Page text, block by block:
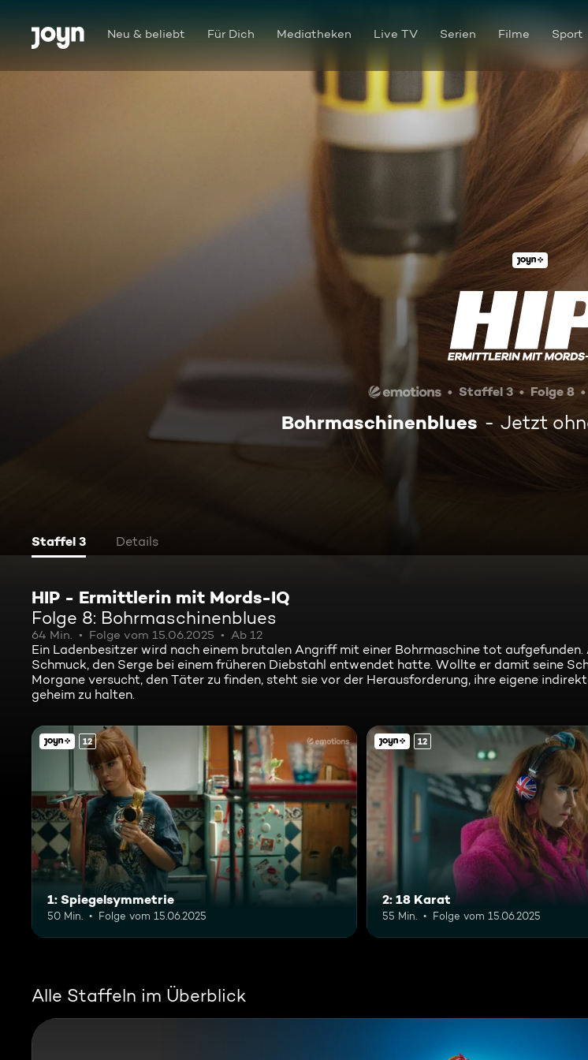
Zum Inhalt springen
Barrierefrei Neu & beliebt Für Dich Mediatheken Live TV Serien Filme Sport
Staffel 3 Folge 8
Bohrmaschinenblues Jetzt
Staffel 3 Details
HIP - Ermittlerin mit Mords-IQ
Folge 8: Bohrmaschinenblues
64 Min. Folge vom 15.06.2025 Ab 12
Ein Ladenbesitzer wird nach einem brutalen Angriff mit einer Bohrmaschine tot
Schmuck, den Serge bei einem früheren Diebstahl entwendet hatte. Wollte er damit seine
Morgane versucht, den Täter zu finden, steht sie vor der Herausforderung, ihre eigene
geheim zu halten.
12
1: Spiegelsymmetrie
50 Min. Folge vom 15.06.2025
12
2: 18 Karat
55 Min. Folge vom 15.06.2025
Alle Staffeln im Überblick